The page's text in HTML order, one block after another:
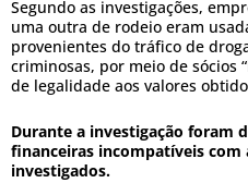
Segundo as investigações,
uma outra de rodeio eram
provenientes do tráfico de
criminosas, por meio de sócios
de legalidade aos valores
Durante a investigação foram
financeiras incompatíveis com
investigados.